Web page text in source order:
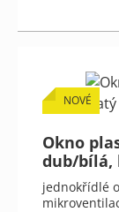
NOVÉ
Okno
dub/bílá,
jednokřídlé